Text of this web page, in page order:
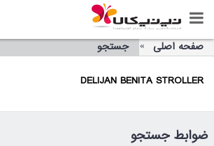
صفحه اصلی جستجو
DELIJAN BENITA STROLLER
ضوابط جستجو